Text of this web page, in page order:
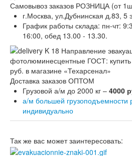
Самовывоз заказов РОЗНИЦА (от
г.Москва, ул.Дубнинская д.83, 5
График работы склада: пн-чт:
16:00, обед 13.00 - 13.30.
Доставка заказов ОПТОМ
Грузовой а/м до 2000 кг – 4000
а/м большей грузоподъемности
индивидуально
Так же вас может заинтересовать: